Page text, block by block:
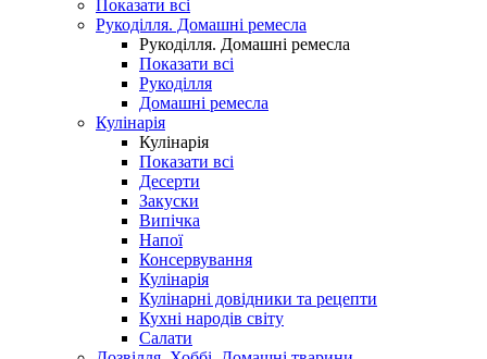
Показати всі
Рукоділля. Домашні ремесла
Рукоділля. Домашні ремесла
Показати всі
Рукоділля
Домашні ремесла
Кулінарія
Кулінарія
Показати всі
Десерти
Закуски
Випічка
Напої
Консервування
Кулінарія
Кулінарні довідники та рецепти
Кухні народів світу
Салати